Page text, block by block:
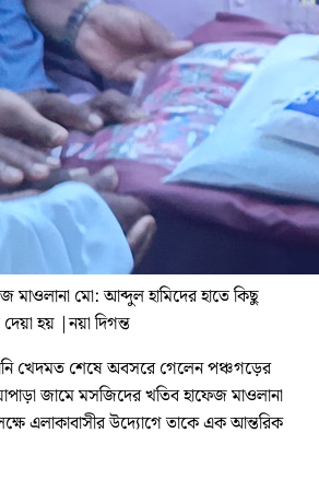
মাওলানা মো: আব্দুল হামিদের হাতে কিছু
হয় |নয়া দিগন্ত
খেদমত শেষে অবসরে গেলেন পঞ্চগড়ের
জামে মসজিদের খতিব হাফেজ মাওলানা
এলাকাবাসীর উদ্যোগে তাকে এক আন্তরিক